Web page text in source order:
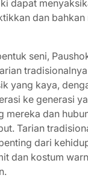
dapat
dan bahkan
seni,
yang kaya,
ke generasi
mereka dan
Tarian
dari
dan kostum